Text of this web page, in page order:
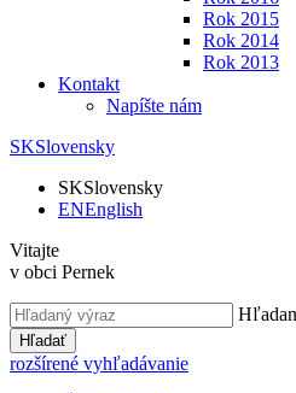
Rok 2015
Rok 2014
Rok 2013
Kontakt
Napíšte nám
SKSlovensky
SKSlovensky
ENEnglish
Vitajte
v obci Pernek
Hľadať
rozšírené vyhľadávanie